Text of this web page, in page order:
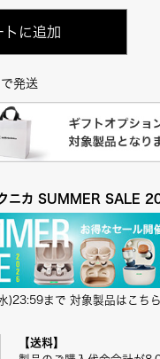
トに追加
発送
クニカ SUMMER SALE
)23:59まで 対象製品はこちら
【送料】